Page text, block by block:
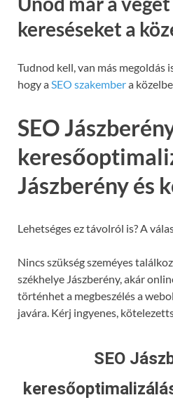
kereséseket a
Tudnod kell, van más megoldás
hogy aSEO szakembera
SEO
Jászberény és
Lehetséges ez távolról is? A
Nincs szükség szeméyes
székhelye Jászberény, akár
történhet a megbeszélés a
javára. Kérj ingyenes,
SEO